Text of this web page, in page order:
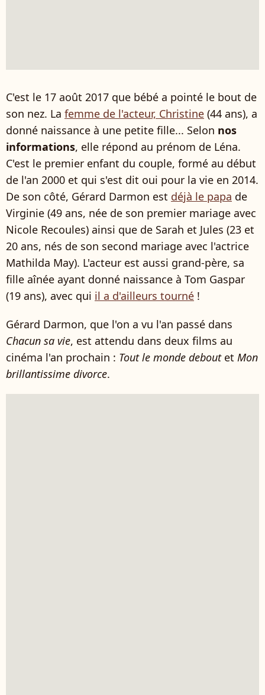
C'est le 17 août 2017 que bébé a pointé le bout de
son nez. La femme de l'acteur, Christine (44 ans), a
donné naissance à une petite fille... Selon nos
informations, elle répond au prénom de Léna.
C'est le premier enfant du couple, formé au début
de l'an 2000 et qui s'est dit oui pour la vie en 2014.
De son côté, Gérard Darmon est déjà le papa de
Virginie (49 ans, née de son premier mariage avec
Nicole Recoules) ainsi que de Sarah et Jules (23 et
20 ans, nés de son second mariage avec l'actrice
Mathilda May). L'acteur est aussi grand-père, sa
fille aînée ayant donné naissance à Tom Gaspar
(19 ans), avec qui il a d'ailleurs tourné !
Gérard Darmon, que l'on a vu l'an passé dans
Chacun sa vie, est attendu dans deux films au
cinéma l'an prochain : Tout le monde deboutet Mon
brillantissime divorce.